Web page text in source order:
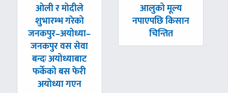
पछिल्लाे
-
ओली र मोदीले
शुभारम्भ गरेको
जनकपुर–अयोध्या–
जनकपुर वस सेवा
बन्दः अयोध्याबाट
फर्केको बस फेरी
अयोध्या गएन
अघिल्लाे
-
आलुको मूल्य
नपाएपछि किसान
चिन्तित